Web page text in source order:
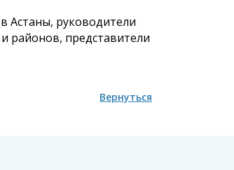
Астаны, руководители
районов, представители
Вернуться